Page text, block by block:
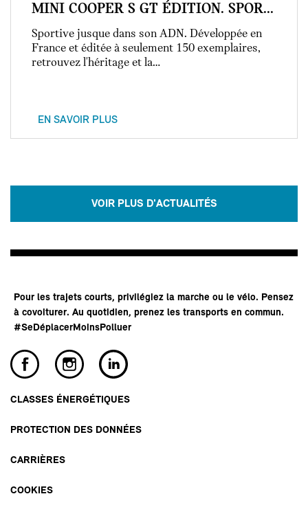
MINI COOPER S GT ÉDITION. SPOR...
Sportive jusque dans son ADN. Développée en
France et éditée à seulement 150 exemplaires,
retrouvez l'héritage et la…
EN SAVOIR PLUS
VOIR PLUS D'ACTUALITÉS
Pour les trajets courts, privilégiez la marche ou le vélo. Pensez
à covoiturer. Au quotidien, prenez les transports en commun.
#SeDéplacerMoinsPolluer
CLASSES ÉNERGÉTIQUES
PROTECTION DES DONNÉES
CARRIÈRES
COOKIES